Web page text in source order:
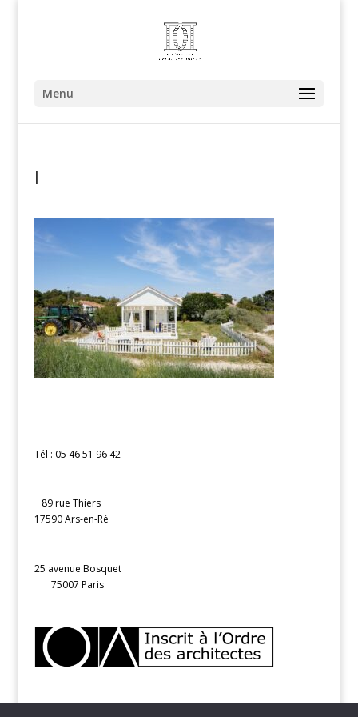
Menu
I
Tél : 05 46 51 96 42
89 rue Thiers
17590 Ars-en-Ré
25 avenue Bosquet
75007 Paris